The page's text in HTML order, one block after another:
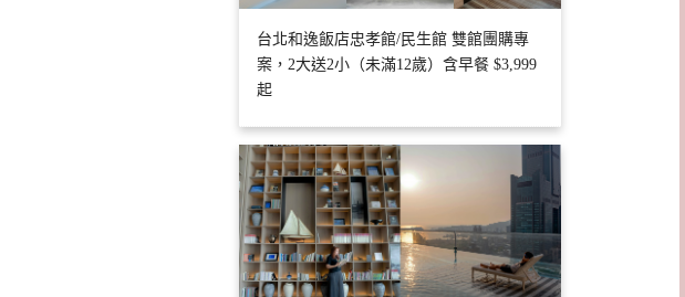
台北和逸飯店忠孝館/民生館 雙館團購專
案，2大送2小（未滿12歲）含早餐 $3,999
起